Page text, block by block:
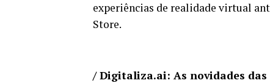
experiências de realidade virtual
Store.
/ Digitaliza.ai: As novidades